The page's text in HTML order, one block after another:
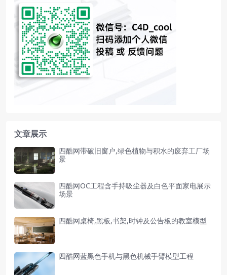
文章展示
四酷网带破旧窗户,绿色植物与积水的废弃工厂场
景
四酷网OC工程含手持吸尘器及白色平面家电展示
场景
四酷网桌椅,黑板,书架,时钟及公告板的教室模型
四酷网蓝黑色手机与黑色机械手臂模型工程